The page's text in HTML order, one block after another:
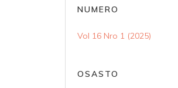
NUMERO
Vol 16 Nro 1 (2025)
OSASTO